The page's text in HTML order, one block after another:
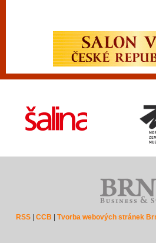
RSS |CCB |Tvorba webových stránek